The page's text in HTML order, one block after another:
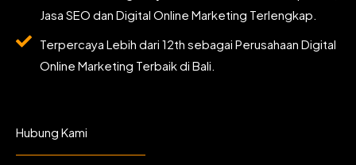
Jasa SEO dan Digital Online Marketing Terlengkap.
Terpercaya Lebih dari 12th sebagai Perusahaan Digital
Online Marketing Terbaik di Bali.
Hubung Kami